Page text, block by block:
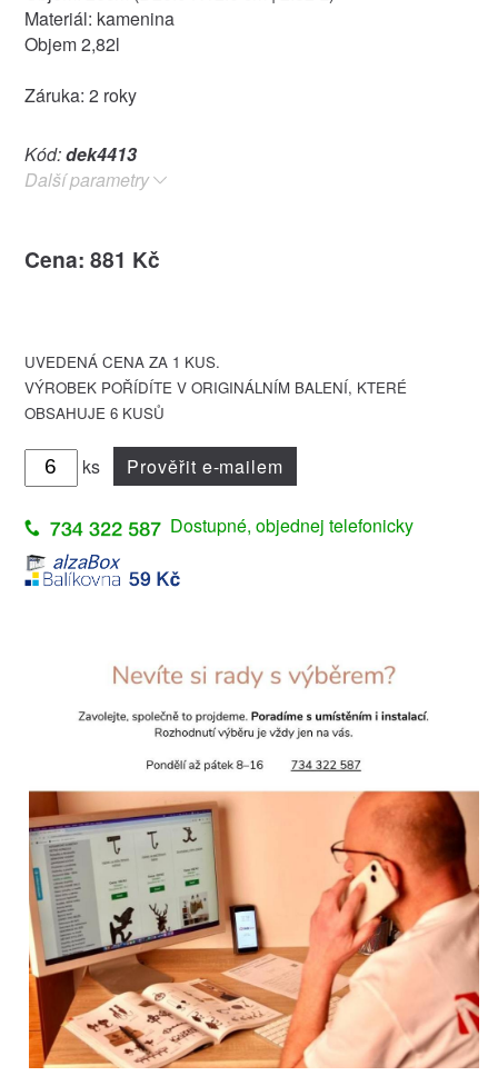
Materiál: kamenina
Objem 2,82l
Záruka: 2 roky
Kód:dek4413
Další parametry
Cena: 881 Kč
UVEDENÁ CENA ZA 1 KUS.
VÝROBEK POŘÍDÍTE V ORIGINÁLNÍM BALENÍ, KTERÉ
OBSAHUJE 6 KUSŮ
ks Prověřit e-mailem
Dostupné, objednej telefonicky